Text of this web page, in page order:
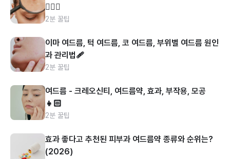
👩🏻‍⚕️
2분 꿀팁
이마 여드름, 턱 여드름, 코 여드름, 부위별 여드름 원인
과 관리법🩹
2분 꿀팁
여드름 - 크레오신티, 여드름약, 효과, 부작용, 모공
👧🏻
2분 꿀팁
효과 좋다고 추천된 피부과 여드름약 종류와 순위는?
(2026)